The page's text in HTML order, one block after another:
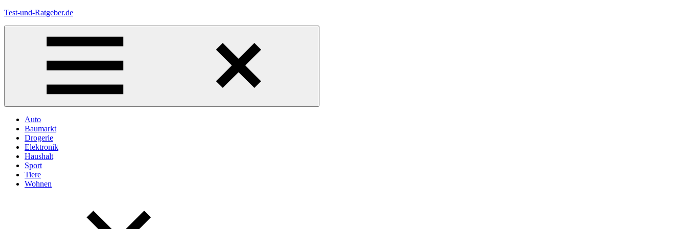
Zum
Test-und-Ratgeber.de
Menü
Auto
Baumarkt
Drogerie
Elektronik
Haushalt
Sport
Tiere
Wohnen